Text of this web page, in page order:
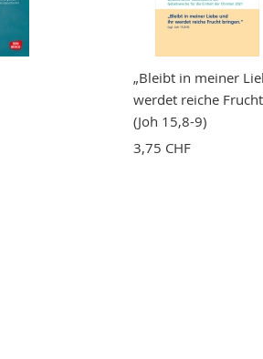
BEWERTUNG ABSCHICKEN
„Bleibt in meiner
werdet reiche
(Joh 15,8-9)
3,75 CHF